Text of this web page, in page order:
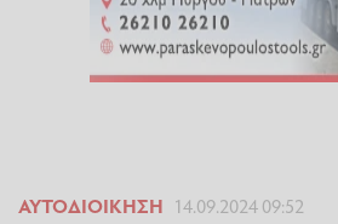
ΑΥΤΟΔΙΟΊΚΗΣΗ 14.09.2024 09:52